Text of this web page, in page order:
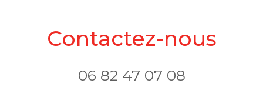
Contactez-nous
06 82 47 07 08